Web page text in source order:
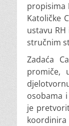
propisima
Katoličke
ustavu
stručnim
Zadaća
promiče,
osobama
je